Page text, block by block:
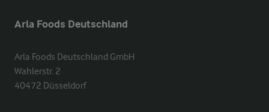
Arla Foods Deutschland
Arla Foods Deutschland GmbH
Wahlerstr. 2
40472 Düsseldorf